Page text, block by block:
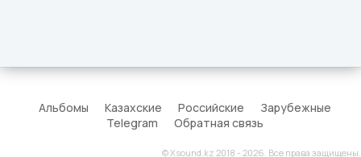
Альбомы Казахские Российские
Зарубежные
Telegram
Обратная связь
© Xsound.kz 2018 - 2026. Все права защищены.